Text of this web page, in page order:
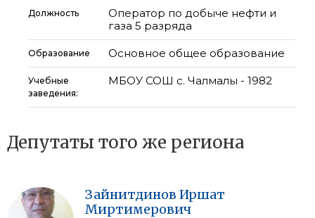
Должность
Оператор по добыче нефти и
газа 5 разряда
Образование Основное общее образование
Учебные
заведения:
МБОУ СОШ с. Чалмалы - 1982
Депутаты того же региона
Зайнитдинов Иршат
Миртимерович